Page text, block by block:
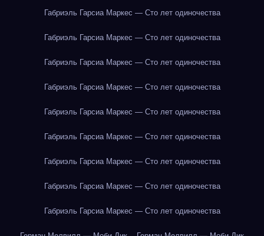
Габриэль Гарсиа Маркес — Сто лет одиночества
Габриэль Гарсиа Маркес — Сто лет одиночества
Габриэль Гарсиа Маркес — Сто лет одиночества
Габриэль Гарсиа Маркес — Сто лет одиночества
Габриэль Гарсиа Маркес — Сто лет одиночества
Габриэль Гарсиа Маркес — Сто лет одиночества
Габриэль Гарсиа Маркес — Сто лет одиночества
Габриэль Гарсиа Маркес — Сто лет одиночества
Габриэль Гарсиа Маркес — Сто лет одиночества